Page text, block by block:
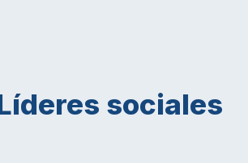
sociales